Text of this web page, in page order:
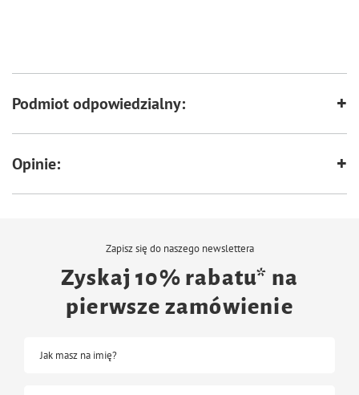
Podmiot odpowiedzialny:
Opinie:
Zapisz się do naszego newslettera
Zyskaj 10% rabatu* na
pierwsze zamówienie
Jak masz na imię?